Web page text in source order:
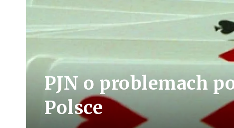
PJN o problemach
Polsce